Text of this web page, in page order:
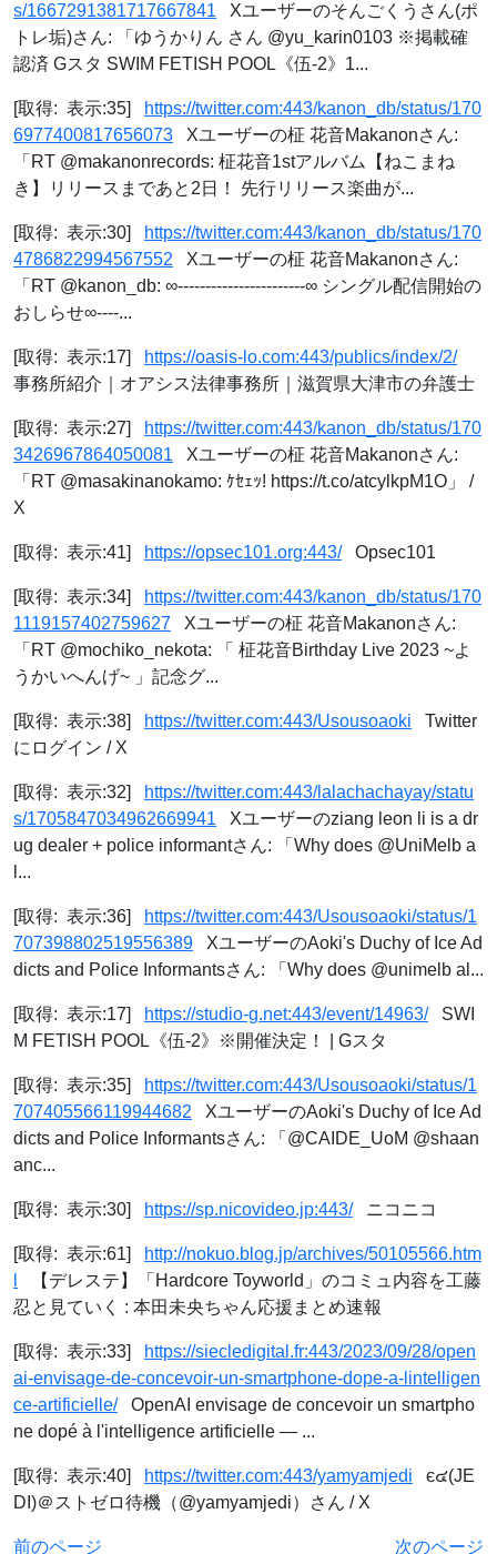
s/1667291381717667841 Xユーザーのそんごくうさん(ポ
トレ垢)さん: 「ゆうかりん さん @yu_karin0103 ※掲載確
認済 Gスタ SWIM FETISH POOL《伍-2》1...
[取得: 表示:35]
https://twitter.com:443/kanon_db/status/170
6977400817656073 Xユーザーの柾 花音Makanonさん:
「RT @makanonrecords: 柾花音1stアルバム【ねこまね
き】リリースまであと2日！ 先行リリース楽曲が...
[取得: 表示:30]
https://twitter.com:443/kanon_db/status/170
4786822994567552 Xユーザーの柾 花音Makanonさん:
「RT @kanon_db: ∞-----------------------∞ シングル配信開始の
おしらせ∞----...
[取得: 表示:17]
https://oasis-lo.com:443/publics/index/2/
事務所紹介｜オアシス法律事務所｜滋賀県大津市の弁護士
[取得: 表示:27]
https://twitter.com:443/kanon_db/status/170
3426967864050081 Xユーザーの柾 花音Makanonさん:
「RT @masakinanokamo: ｹｾｪｯ! https://t.co/atcylkpM1O」 /
X
[取得: 表示:41] https://opsec101.org:443/Opsec101
[取得: 表示:34]
https://twitter.com:443/kanon_db/status/170
1119157402759627 Xユーザーの柾 花音Makanonさん:
「RT @mochiko_nekota: 「 柾花音Birthday Live 2023 ~よ
うかいへんげ~ 」記念グ...
[取得: 表示:38] https://twitter.com:443/Usousoaoki Twitter
にログイン / X
[取得: 表示:32]
https://twitter.com:443/lalachachayay/statu
s/1705847034962669941 Xユーザーのziang leon li is a dr
ug dealer + police informantさん: 「Why does @UniMelb a
l...
[取得: 表示:36]
https://twitter.com:443/Usousoaoki/status/1
707398802519556389 XユーザーのAoki's Duchy of Ice Ad
dicts and Police Informantsさん: 「Why does @unimelb al...
[取得: 表示:17] https://studio-g.net:443/event/14963/SWI
M FETISH POOL《伍-2》※開催決定！ | Gスタ
[取得: 表示:35]
https://twitter.com:443/Usousoaoki/status/1
707405566119944682 XユーザーのAoki's Duchy of Ice Ad
dicts and Police Informantsさん: 「@CAIDE_UoM @shaan
anc...
[取得: 表示:30] https://sp.nicovideo.jp:443/ニコニコ
[取得: 表示:61]
http://nokuo.blog.jp/archives/50105566.htm
【デレステ】「Hardcore Toyworld」のコミュ内容を工藤
忍と見ていく : 本田未央ちゃん応援まとめ速報
[取得: 表示:33]
https://siecledigital.fr:443/2023/09/28/open
ai-envisage-de-concevoir-un-smartphone-dope-a-lintelligen
ce-artificielle/OpenAI envisage de concevoir un smartpho
ne dopé à l'intelligence artificielle — ...
[取得: 表示:40] https://twitter.com:443/yamyamjedi є๔(JE
DI)＠ストゼロ待機（@yamyamjedi）さん / X
前のページ 次のページ